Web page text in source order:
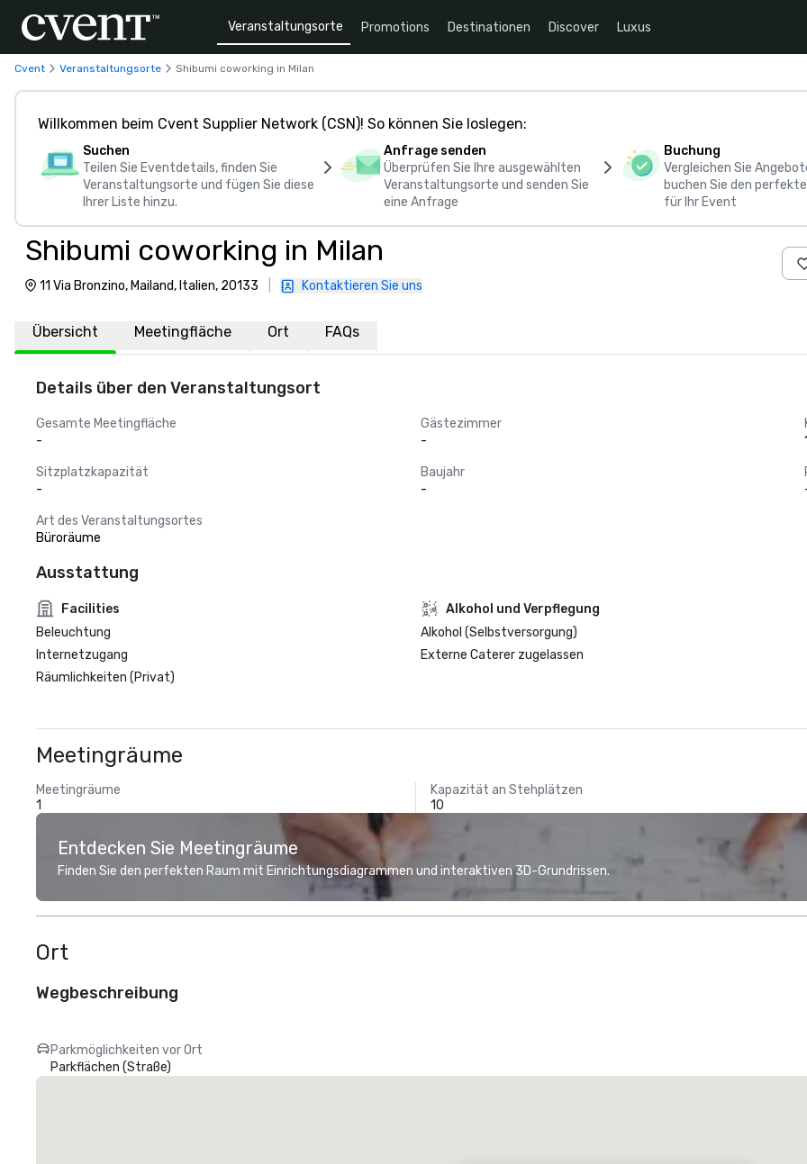
Veranstaltungsorte Promotions Destinationen Discover Luxus
Cvent Veranstaltungsorte Shibumi coworking in Milan
Willkommen beim Cvent Supplier Network (CSN)! So können Sie loslegen:
Suchen
Teilen Sie Eventdetails, finden Sie
Veranstaltungsorte und fügen Sie diese
Ihrer Liste hinzu.
Anfrage senden
Überprüfen Sie Ihre ausgewählten
Veranstaltungsorte und senden Sie
eine Anfrage
Buchung
Vergleichen Sie
buchen Sie den
für Ihr Event
Shibumi coworking in Milan
11 Via Bronzino, Mailand, Italien, 20133 Kontaktieren Sie uns
Übersicht Meetingfläche Ort FAQs
Details über den Veranstaltungsort
Gesamte Meetingfläche
-
Gästezimmer
-
Sitzplatzkapazität
-
Baujahr
-
Art des Veranstaltungsortes
Büroräume
Ausstattung
Facilities
Beleuchtung
Internetzugang
Räumlichkeiten (Privat)
‪Alkohol‬ und Verpflegung
Alkohol (Selbstversorgung)
Externe Caterer zugelassen
Meetingräume
Meetingräume
1
Kapazität an Stehplätzen
10
Entdecken Sie Meetingräume
Finden Sie den perfekten Raum mit Einrichtungsdiagrammen und interaktiven 3D-Grundrissen.
Ort
Wegbeschreibung
Parkmöglichkeiten vor Ort
Parkflächen (Straße)